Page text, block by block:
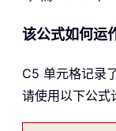
该公式如何运
C5 单元格记录
请使用以下公式